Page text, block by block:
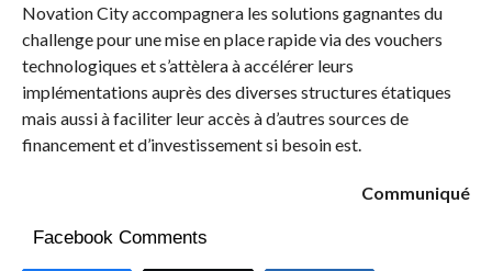
Novation City accompagnera les solutions gagnantes du
challenge pour une mise en place rapide via des vouchers
technologiques et s’attèlera à accélérer leurs
implémentations auprès des diverses structures étatiques
mais aussi à faciliter leur accès à d’autres sources de
financement et d’investissement si besoin est.
Communiqué
Facebook Comments